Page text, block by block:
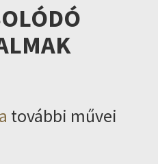
további művei